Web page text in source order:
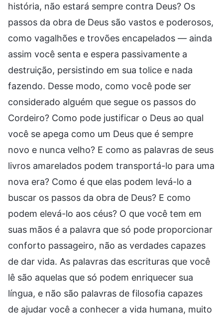
história, não estará sempre contra Deus? Os
passos da obra de Deus são vastos e poderosos,
como vagalhões e trovões encapelados — ainda
assim você senta e espera passivamente a
destruição, persistindo em sua tolice e nada
fazendo. Desse modo, como você pode ser
considerado alguém que segue os passos do
Cordeiro? Como pode justificar o Deus ao qual
você se apega como um Deus que é sempre
novo e nunca velho? E como as palavras de seus
livros amarelados podem transportá-lo para uma
nova era? Como é que elas podem levá-lo a
buscar os passos da obra de Deus? E como
podem elevá-lo aos céus? O que você tem em
suas mãos é a palavra que só pode proporcionar
conforto passageiro, não as verdades capazes
de dar vida. As palavras das escrituras que você
lê são aquelas que só podem enriquecer sua
língua, e não são palavras de filosofia capazes
de ajudar você a conhecer a vida humana, muito